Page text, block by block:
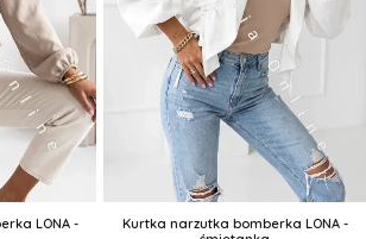
LONA -
Kurtka narzutka bomberka LONA -